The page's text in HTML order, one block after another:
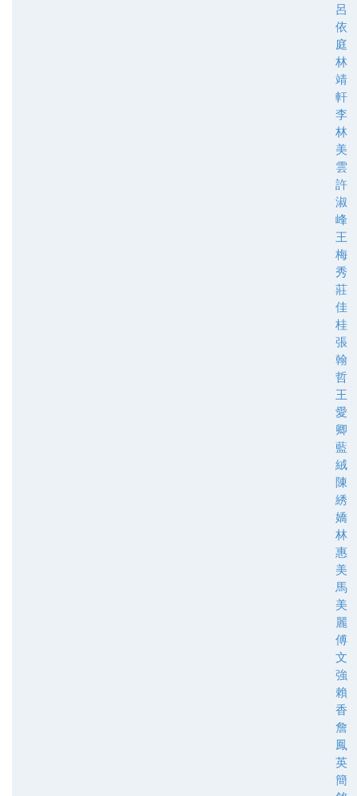
呂
依
庭
林
靖
軒
李
林
美
雲
許
淑
峰
王
梅
秀
莊
佳
桂
張
翰
哲
王
愛
卿
藍
絨
陳
綉
嬌
林
惠
美
馬
美
麗
傅
文
強
賴
香
詹
鳳
英
簡